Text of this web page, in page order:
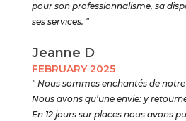
pour son professionnalisme, sa
ses services. "
Jeanne D
FEBRUARY 2025
" Nous sommes enchantés de
Nous avons qu’une envie: y
En 12 jours sur places nous avons